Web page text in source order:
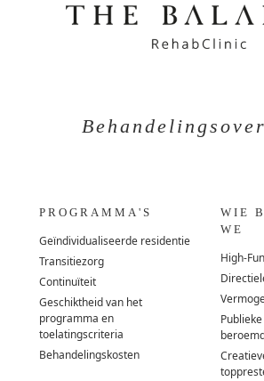
PROGRAMMA'S
Geïndividualiseerde residentie
Transitiezorg
Continuïteit
Geschiktheid van het
programma en
toelatingscriteria
Behandelingskosten
WIE
WE
High-